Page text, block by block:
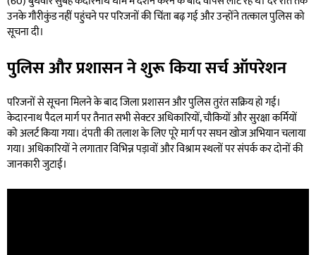
उनके गौरीकुंड नहीं पहुंचने पर परिजनों की चिंता बढ़ गई और उन्होंने तत्काल पुलिस को
सूचना दी।
पुलिस और प्रशासन ने शुरू किया सर्च ऑपरेशन
परिजनों से सूचना मिलने के बाद जिला प्रशासन और पुलिस तुरंत सक्रिय हो गई।
केदारनाथ पैदल मार्ग पर तैनात सभी सेक्टर अधिकारियों, चौकियों और सुरक्षा कर्मियों
को अलर्ट किया गया। दंपती की तलाश के लिए पूरे मार्ग पर सघन खोज अभियान चलाया
गया। अधिकारियों ने लगातार विभिन्न पड़ावों और विश्राम स्थलों पर संपर्क कर दोनों की
जानकारी जुटाई।